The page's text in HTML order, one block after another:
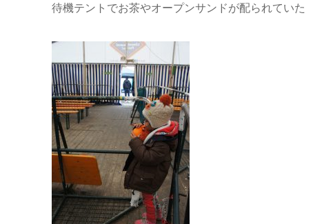
待機テントでお茶やオープンサンドが配られていた